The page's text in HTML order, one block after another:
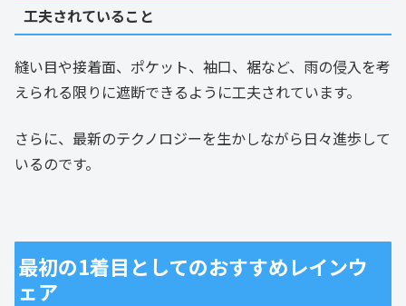
工夫されていること
縫い目や接着面、ポケット、袖口、裾など、雨の侵入を考
えられる限りに遮断できるように工夫されています。
さらに、最新のテクノロジーを生かしながら日々進歩して
いるのです。
最初の1着目としてのおすすめレインウ
ェア